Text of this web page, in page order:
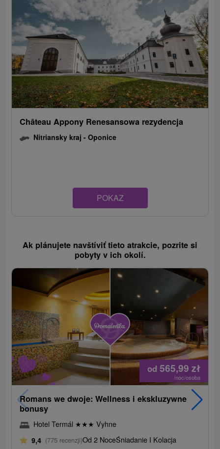
Château Appony Renesansowa rezydencja
Nitriansky kraj -Oponice
POKAZ
Ak plánujete navštíviť tieto atrakcie, pozrite si
pobyty v ich okolí.
od 565,99zł
/noc/osoba
Romans we dwoje: Wellness i ekskluzywne
bonusy
Hotel Termál ★★★ Vyhne
9,4 (775 recenzji)Od 2 NoceŚniadanie I Kolacja